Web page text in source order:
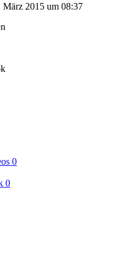
März 2015 um 08:37
0
0